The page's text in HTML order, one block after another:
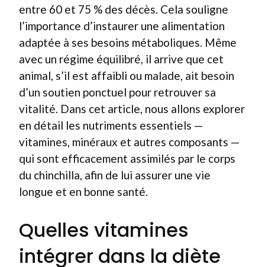
entre 60 et 75 % des décès. Cela souligne
l’importance d’instaurer une alimentation
adaptée à ses besoins métaboliques. Même
avec un régime équilibré, il arrive que cet
animal, s’il est affaibli ou malade, ait besoin
d’un soutien ponctuel pour retrouver sa
vitalité. Dans cet article, nous allons explorer
en détail les nutriments essentiels —
vitamines, minéraux et autres composants —
qui sont efficacement assimilés par le corps
du chinchilla, afin de lui assurer une vie
longue et en bonne santé.
Quelles vitamines
intégrer dans la diète